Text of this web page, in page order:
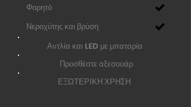
Φορητό
Νεροχύτης και βρύση
Προσθέστε αξεσουάρ
Αντλία και LED με μπαταρία
ΕΞΩΤΕΡΙΚΗ ΧΡΗΣΗ